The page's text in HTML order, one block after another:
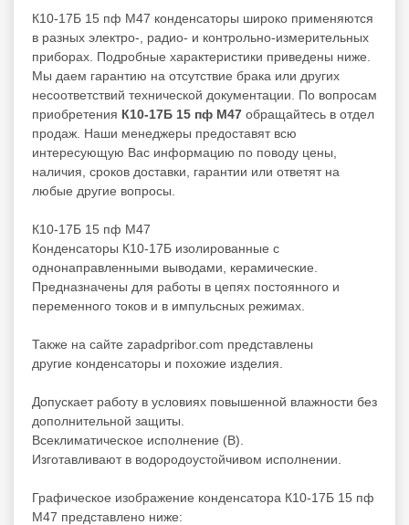
К10-17Б 15 пф М47 конденсаторы широко применяются
в разных электро-, радио- и контрольно-измерительных
приборах. Подробные характеристики приведены ниже.
Мы даем гарантию на отсутствие брака или других
несоответствий технической документации. По вопросам
приобретения К10-17Б 15 пф М47 обращайтесь в отдел
продаж. Наши менеджеры предоставят всю
интересующую Вас информацию по поводу цены,
наличия, сроков доставки, гарантии или ответят на
любые другие вопросы.
К10-17Б 15 пф М47
Конденсаторы К10-17Б изолированные с
однонаправленными выводами, керамические.
Предназначены для работы в цепях постоянного и
переменного токов и в импульсных режимах.
Также на сайте zapadpribor.com представлены
другие конденсаторы и похожие изделия.
Допускает работу в условиях повышенной влажности без
дополнительной защиты.
Всеклиматическое исполнение (В).
Изготавливают в водородоустойчивом исполнении.
Графическое изображение конденсатора К10-17Б 15 пф
М47 представлено ниже: